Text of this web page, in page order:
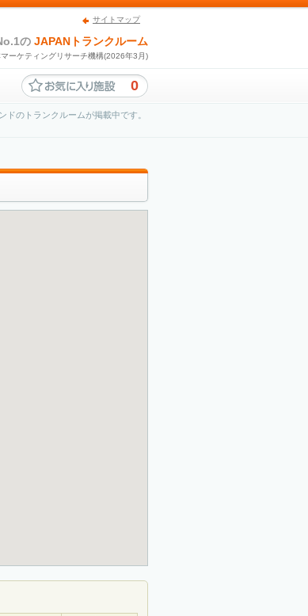
サイトマップ
の JAPANトランクルーム
ーケティングリサーチ機構(2026年3月)
0
のトランクルームが掲載中です。